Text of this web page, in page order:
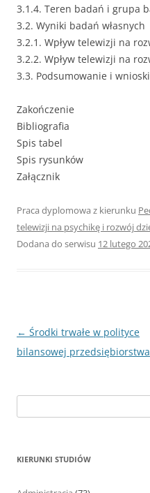
3.1.4. Teren badań i grupa
3.2. Wyniki badań własnych
3.2.1. Wpływ telewizji na
3.2.2. Wpływ telewizji na
3.3. Podsumowanie i wnioski
Zakończenie
Bibliografia
Spis tabel
Spis rysunków
Załącznik
Praca dyplomowa z kierunku
telewizji na psychikę i rozwój
Dodana do serwisu 12 lutego
Nawigacja
wpisu
← Środki trwałe w polityce
bilansowej przedsiębiorstwa
z
KIERUNKI STUDIÓW